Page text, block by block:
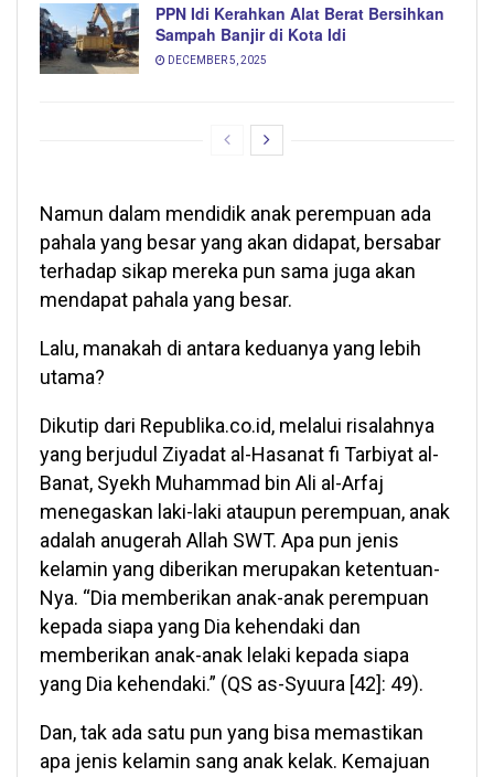
PPN Idi Kerahkan Alat Berat Bersihkan
Sampah Banjir di Kota Idi
DECEMBER 5, 2025
Namun dalam mendidik anak perempuan ada
pahala yang besar yang akan didapat, bersabar
terhadap sikap mereka pun sama juga akan
mendapat pahala yang besar.
Lalu, manakah di antara keduanya yang lebih
utama?
Dikutip dari Republika.co.id, melalui risalahnya
yang berjudul Ziyadat al-Hasanat fi Tarbiyat al-
Banat, Syekh Muhammad bin Ali al-Arfaj
menegaskan laki-laki ataupun perempuan, anak
adalah anugerah Allah SWT. Apa pun jenis
kelamin yang diberikan merupakan ketentuan-
Nya. “Dia memberikan anak-anak perempuan
kepada siapa yang Dia kehendaki dan
memberikan anak-anak lelaki kepada siapa
yang Dia kehendaki.” (QS as-Syuura [42]: 49).
Dan, tak ada satu pun yang bisa memastikan
apa jenis kelamin sang anak kelak. Kemajuan